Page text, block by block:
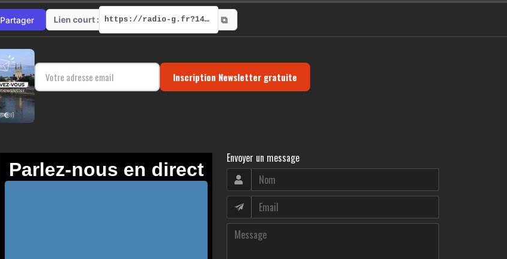
Partager Lien court : https://radio-g.fr?14942 ⧉
Inscription Newsletter gratuite
Envoyer un message